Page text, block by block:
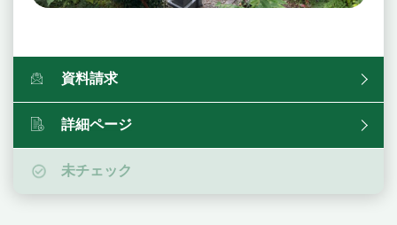
資料請求
詳細ページ
未チェック